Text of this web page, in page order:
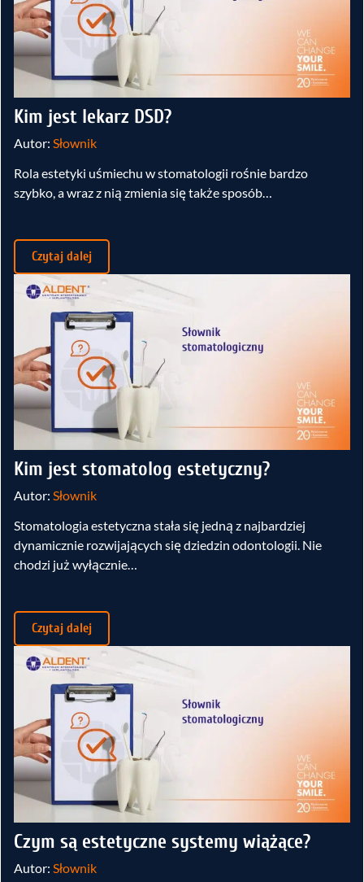
Kim jest lekarz DSD?
Autor: Słownik
Rola estetyki uśmiechu w stomatologii rośnie bardzo
szybko, a wraz z nią zmienia się także sposób…
Czytaj dalej
Kim jest stomatolog estetyczny?
Autor: Słownik
Stomatologia estetyczna stała się jedną z najbardziej
dynamicznie rozwijających się dziedzin odontologii. Nie
chodzi już wyłącznie…
Czytaj dalej
Czym są estetyczne systemy wiążące?
Autor: Słownik